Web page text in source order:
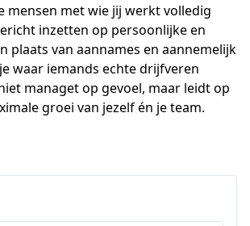
mensen met wie jij werkt volledig
inzetten op persoonlijke en
plaats van aannames en aannemelijk
waar iemands echte drijfveren
managet op gevoel, maar leidt op
groei van jezelf én je team.